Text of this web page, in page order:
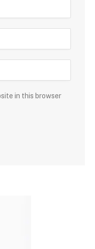
in this browser